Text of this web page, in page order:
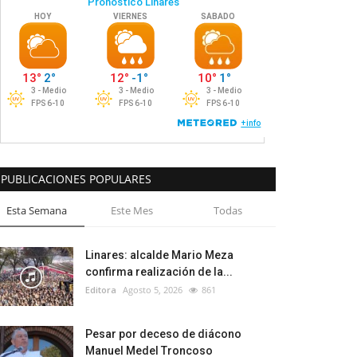
PUBLICACIONES POPULARES
Esta Semana Este Mes Todas
Linares: alcalde Mario Meza
confirma realización de la...
Editora Agosto 5, 2026 861
Pesar por deceso de diácono
Manuel Medel Troncoso